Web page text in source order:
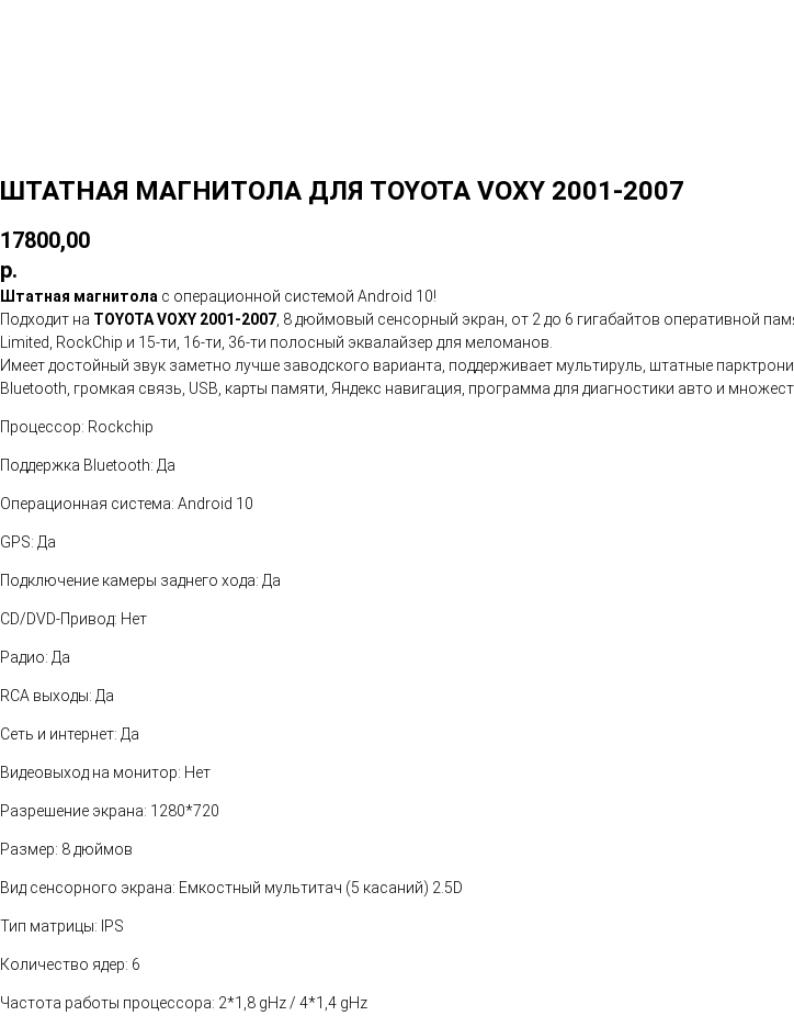
ШТАТНАЯ МАГНИТОЛА ДЛЯ TOYOTA VOXY 2001-2007
17800,00
р.
Штатная магнитола с операционной системой Android 10!
Подходит на TOYOTA VOXY 2001-2007 , 8 дюймовый сенсорный экран, от 2 до 6 гигабайтов оперативной
Limited, RockChip и 15-ти, 16-ти, 36-ти полосный эквалайзер для меломанов.
Имеет достойный звук заметно лучше заводского варианта, поддерживает мультируль, штатные
Bluetooth, громкая связь, USB, карты памяти, Яндекс навигация, программа для диагностики авто и
Процессор: Rockchip
Поддержка Bluetooth: Да
Операционная система: Android 10
GPS: Да
Подключение камеры заднего хода: Да
CD/DVD-Привод: Нет
Радио: Да
RCA выходы: Да
Сеть и интернет: Да
Видеовыход на монитор: Нет
Разрешение экрана: 1280*720
Размер: 8 дюймов
Вид сенсорного экрана: Емкостный мультитач (5 касаний) 2.5D
Тип матрицы: IPS
Количество ядер: 6
Частота работы процессора: 2*1,8 gHz / 4*1,4 gHz